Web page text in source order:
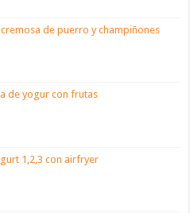
de puerro y champiñones
de yogur con frutas
1,2,3 con airfryer